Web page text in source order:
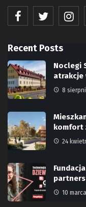
Recent Posts
Noclegi
atrakcje
8
komfort
24
10